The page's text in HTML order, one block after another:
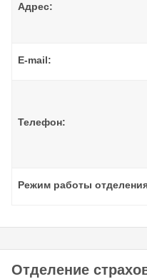
Адрес:
E-mail:
Телефон:
Режим работы
Отделение